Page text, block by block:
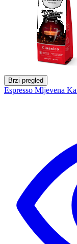
Brzi pregled
Espresso Mljevena